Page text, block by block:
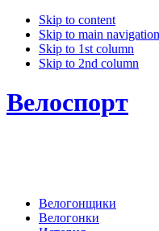
Skip to content
Skip to main navigation
Skip to 1st column
Skip to 2nd column
Велоспорт
Велогонщики
Велогонки